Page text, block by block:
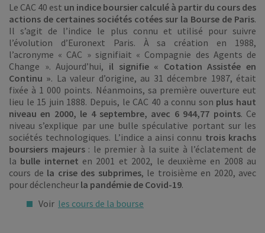
Le CAC 40 est un indice boursier calculé à partir du cours des
actions de certaines sociétés cotées sur la Bourse de Paris.
Il s’agit de l’indice le plus connu et utilisé pour suivre
l’évolution d’Euronext Paris. À sa création en 1988,
l’acronyme « CAC » signifiait « Compagnie des Agents de
Change ». Aujourd’hui, il signifie « Cotation Assistée en
Continu ». La valeur d’origine, au 31 décembre 1987, était
fixée à 1 000 points. Néanmoins, sa première ouverture eut
lieu le 15 juin 1888. Depuis, le CAC 40 a connu son plus haut
niveau en 2000, le 4 septembre, avec 6 944,77 points. Ce
niveau s’explique par une bulle spéculative portant sur les
sociétés technologiques. L’indice a ainsi connu trois krachs
boursiers majeurs: le premier à la suite à l’éclatement de
la bulle internet en 2001 et 2002, le deuxième en 2008 au
cours de la crise des subprimes, le troisième en 2020, avec
pour déclencheur la pandémie de Covid-19.
Voir les cours de la bourse